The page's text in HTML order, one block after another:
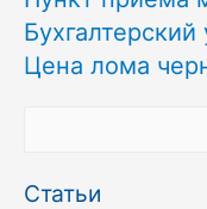
Цена лома
Статьи